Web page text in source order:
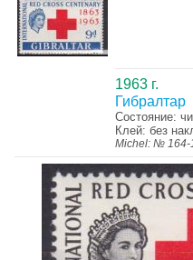
1963 г.
Гибралтар
Состояние:
Клей: без
Michel: № 164-